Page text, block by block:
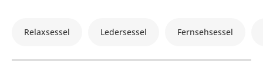
Relaxsessel Ledersessel Fernsehsessel